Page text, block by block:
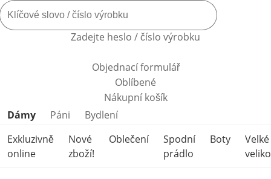
Zadejte heslo / číslo výrobku
Objednací formulář
Oblíbené
Nákupní košík
Přeskočit kategorie produktů
Dámy Páni
Bydlení
Exkluzivně
online
Nové
zboží!
Oblečení
Spodní
prádlo
Boty
Velké